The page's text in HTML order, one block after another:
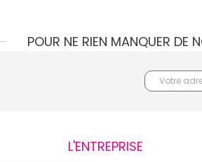
POUR NE RIEN MANQUER DE
L'ENTREPRISE